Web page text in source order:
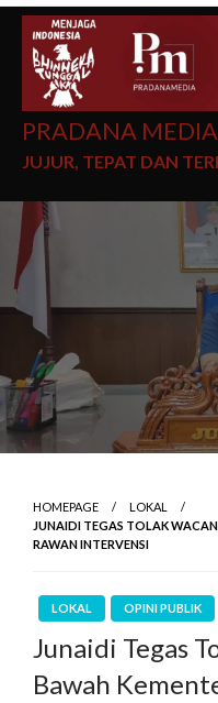
PRADANA MEDIA
JUJUR, TEPAT DAN
HOMEPAGE
LOKAL
JUNAIDI TEGAS TOLAK
RAWAN INTERVENSI
LOKAL OPINI PUBLIK
Junaidi Tegas
Bawah